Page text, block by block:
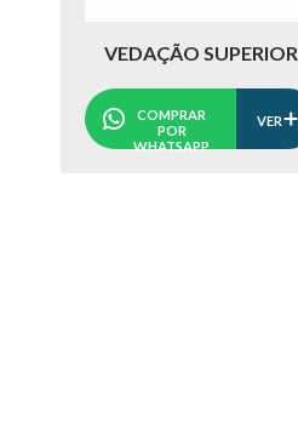
VEDAÇÃO SUPERIOR
COMPRAR
POR
WHATSAPP
VER